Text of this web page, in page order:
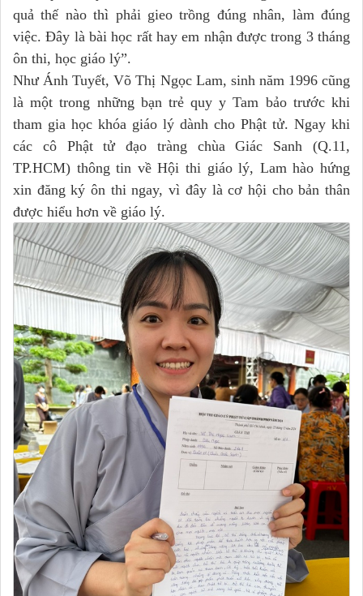
quả thế nào thì phải gieo trồng đúng nhân, làm đúng
việc. Đây là bài học rất hay em nhận được trong 3 tháng
ôn thi, học giáo lý”.
Như Ánh Tuyết, Võ Thị Ngọc Lam, sinh năm 1996 cũng
là một trong những bạn trẻ quy y Tam bảo trước khi
tham gia học khóa giáo lý dành cho Phật tử. Ngay khi
các cô Phật tử đạo tràng chùa Giác Sanh (Q.11,
TP.HCM) thông tin về Hội thi giáo lý, Lam hào hứng
xin đăng ký ôn thi ngay, vì đây là cơ hội cho bản thân
được hiểu hơn về giáo lý.